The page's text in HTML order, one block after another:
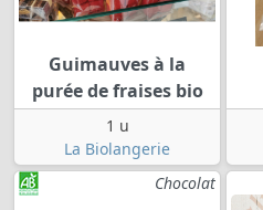
Guimauves à la
purée de fraises bio
1 u
La Biolangerie
Chocolat